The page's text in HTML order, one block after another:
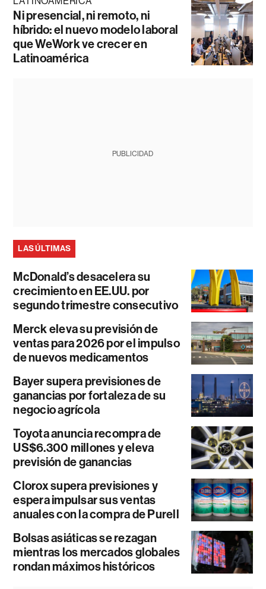
Ni presencial, ni remoto, ni
híbrido: el nuevo modelo laboral
que WeWork ve crecer en
Latinoamérica
PUBLICIDAD
LAS ÚLTIMAS
McDonald’s desacelera su
crecimiento en EE.UU. por
segundo trimestre consecutivo
Merck eleva su previsión de
ventas para 2026 por el impulso
de nuevos medicamentos
Bayer supera previsiones de
ganancias por fortaleza de su
negocio agrícola
Toyota anuncia recompra de
US$6.300 millones y eleva
previsión de ganancias
Clorox supera previsiones y
espera impulsar sus ventas
anuales con la compra de Purell
Bolsas asiáticas se rezagan
mientras los mercados globales
rondan máximos históricos